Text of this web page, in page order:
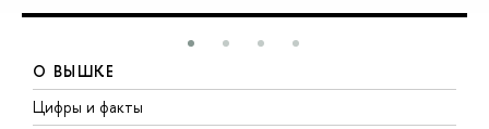
О ВЫШКЕ
Цифры и факты